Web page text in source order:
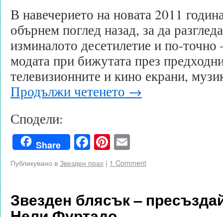
В навечерието на новата 2011
обърнем поглед назад, за да
изминалото десетилетие и по-
модата при бижутата през
телевизионните и кино екрани,
Продължи четенето →
Сподели:
Share Facebook
Pinterest
Публикувано вЗвезден прах | 1 Comment
Звезден блясък –